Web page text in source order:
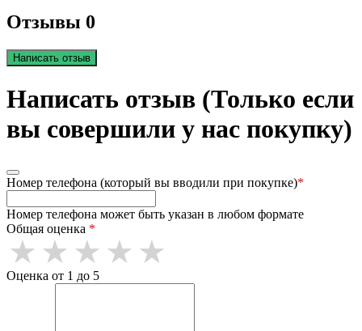
Отзывы 0
Написать отзыв
Написать отзыв (Только если
вы совершили у нас покупку)
Номер телефона (который вы вводили при покупке)*
Номер телефона может быть указан в любом формате
Общая оценка *
Оценка от 1 до 5